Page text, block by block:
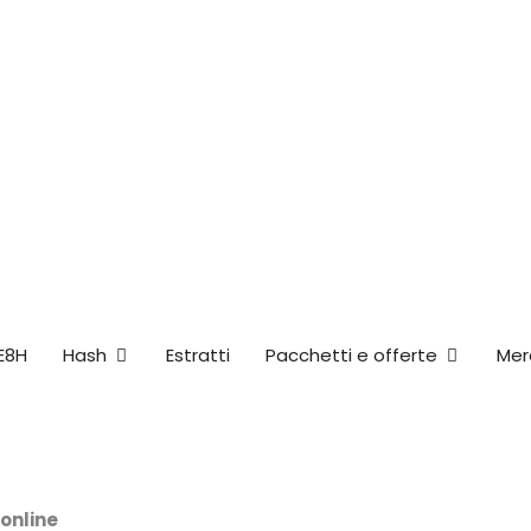
Hash Apri HashEstratti Pacchetti e offerte Apri